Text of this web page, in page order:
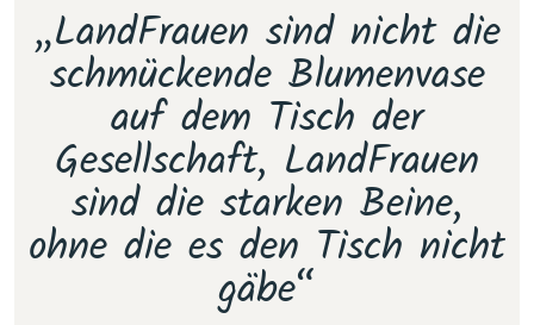
„LandFrauen sind nicht die
schmückende Blumenvase
auf dem Tisch der
Gesellschaft, LandFrauen
sind die starken Beine,
ohne die es den Tisch nicht
gäbe“